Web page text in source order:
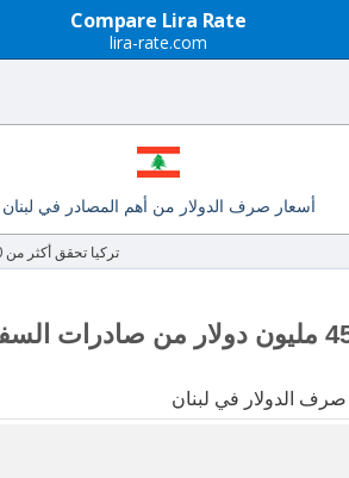
Compare Lira Rate
lira-rate.com
أسعار صرف الدولار من أهم المصادر في لبنان
تركيا تحقق أكثر من 450 مليون دولار من صادرات السفن واليخوت خلال 4 أشهر
الدولار في لبنان